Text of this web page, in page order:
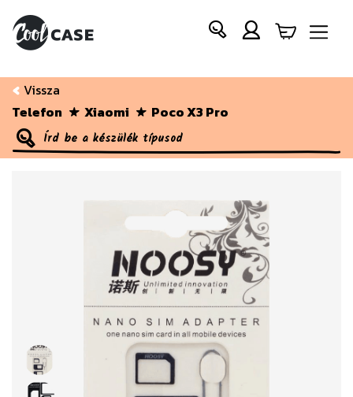
Vissza
Telefon
Xiaomi Poco X3 Pro